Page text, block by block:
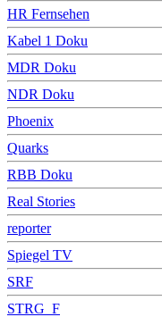
HR Fernsehen
Kabel 1 Doku
MDR Doku
NDR Doku
Phoenix
Quarks
RBB Doku
Real Stories
reporter
Spiegel TV
SRF
STRG_F